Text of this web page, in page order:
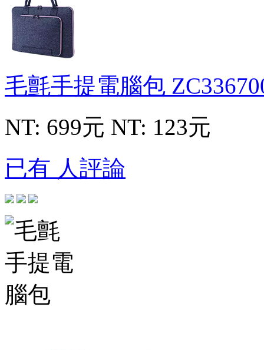
毛氈手提電腦包
NT: 699元 NT: 123元
已有 人評論